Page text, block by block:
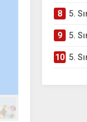
8 5.
9 5.
10 5.